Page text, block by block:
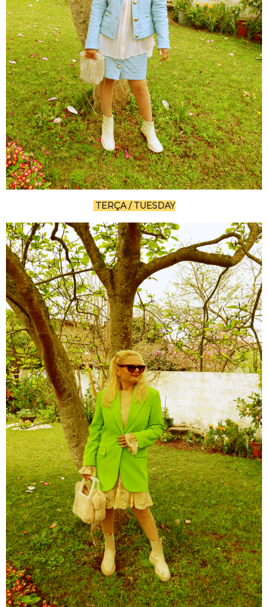
TERÇA / TUESDAY